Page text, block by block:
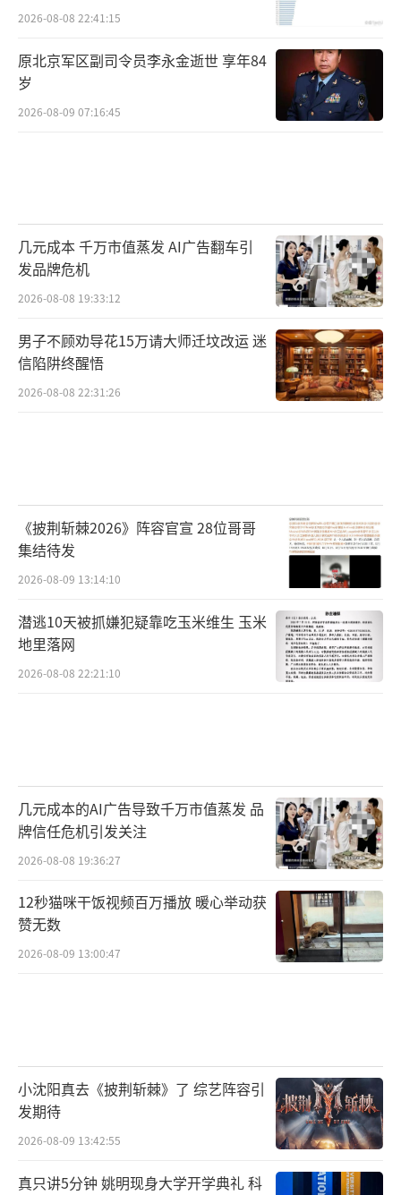
2026-08-08 22:41:15
原北京军区副司令员李永金逝世 享年84
岁
2026-08-09 07:16:45
几元成本 千万市值蒸发 AI广告翻车引
发品牌危机
2026-08-08 19:33:12
男子不顾劝导花15万请大师迁坟改运 迷
信陷阱终醒悟
2026-08-08 22:31:26
《披荆斩棘2026》阵容官宣 28位哥哥
集结待发
2026-08-09 13:14:10
潜逃10天被抓嫌犯疑靠吃玉米维生 玉米
地里落网
2026-08-08 22:21:10
几元成本的AI广告导致千万市值蒸发 品
牌信任危机引发关注
2026-08-08 19:36:27
12秒猫咪干饭视频百万播放 暖心举动获
赞无数
2026-08-09 13:00:47
小沈阳真去《披荆斩棘》了 综艺阵容引
发期待
2026-08-09 13:42:55
真只讲5分钟 姚明现身大学开学典礼 科